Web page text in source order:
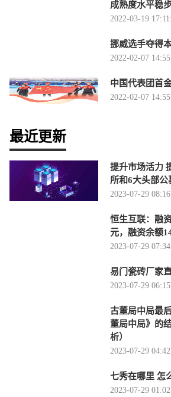
成熟度水平稳
2022-03-19
挪威选手夺得
2022-02-07
中国代表团首
2022-02-07
最近更新
提升市场活力
所和6大头部
2023-07-29
恒生互联：融
元，融资余额
2023-07-29
易门瓷砖厂家
2023-07-29
古董局中局最
董局中局》的
析）
2023-07-29
七秀在哪里 怎
2023-07-29